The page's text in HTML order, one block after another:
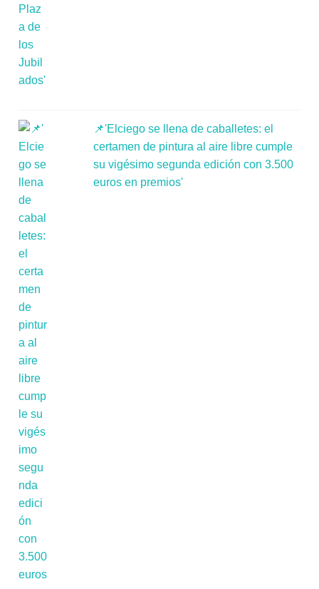
📌'Elciego se llena de caballetes: el
certamen de pintura al aire libre cumple
su vigésimo segunda edición con 3.500
euros en premios'